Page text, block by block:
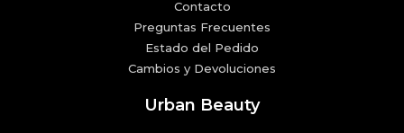
Contacto
Preguntas Frecuentes
Estado del Pedido
Cambios y Devoluciones
Urban Beauty